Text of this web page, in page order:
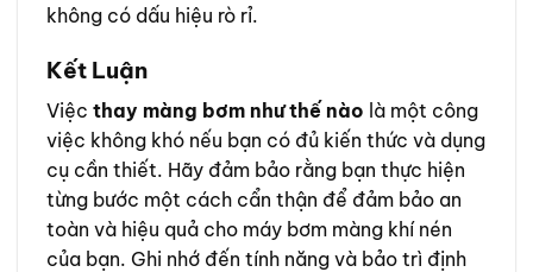
không có dấu hiệu rò rỉ.
Kết Luận
Việc thay màng bơm như thế nào là một công
việc không khó nếu bạn có đủ kiến thức và dụng
cụ cần thiết. Hãy đảm bảo rằng bạn thực hiện
từng bước một cách cẩn thận để đảm bảo an
toàn và hiệu quả cho máy bơm màng khí nén
của bạn. Ghi nhớ đến tính năng và bảo trì định